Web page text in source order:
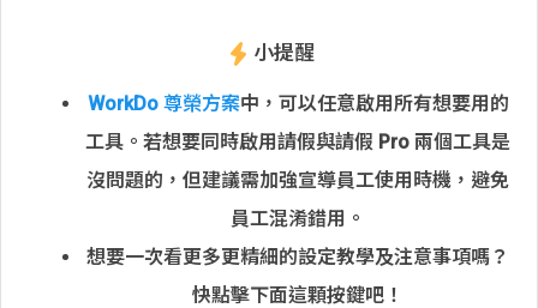
小提醒
WorkDo 尊榮方案中，可以任意啟用所有想要用的
工具。若想要同時啟用請假與請假 Pro 兩個工具是
沒問題的，但建議需加強宣導員工使用時機，避免
員工混淆錯用。
想要一次看更多更精細的設定教學及注意事項嗎？
快點擊下面這顆按鍵吧！